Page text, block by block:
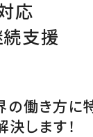
応
支援
の働き方に
します！